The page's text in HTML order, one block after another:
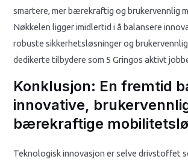
smartere, mer bærekraftig og brukervennlig
Nøkkelen ligger imidlertid i å balansere
robuste sikkerhetsløsninger og
dedikerte tilbydere som 5 Gringos aktivt
Konklusjon: En fremtid
innovative,
bærekraftige
Teknologisk innovasjon er selve drivstoffet